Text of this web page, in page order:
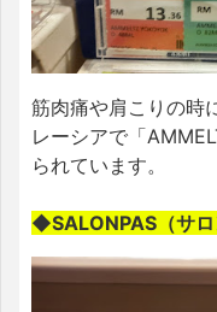
筋肉痛や肩こりの時
レーシアで「
られています。
◆SALONPAS（サロ